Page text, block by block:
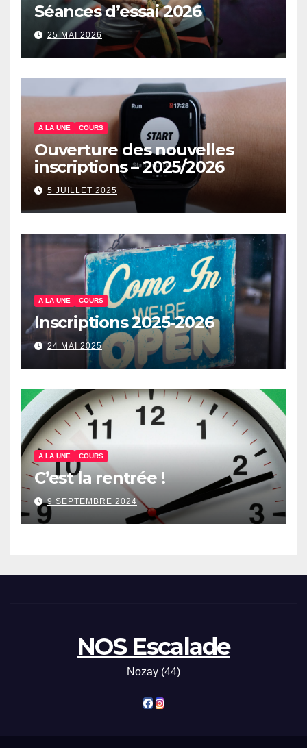
Séances d’essai 2026
25 MAI 2026
A LA UNE COURS
Ouverture des nouvelles
inscriptions – 2025/2026
5 JUILLET 2025
A LA UNE COURS
Inscriptions 2025-2026
24 MAI 2025
A LA UNE COURS
C’est la rentrée !
9 SEPTEMBRE 2024
NOS Escalade
Nozay (44)